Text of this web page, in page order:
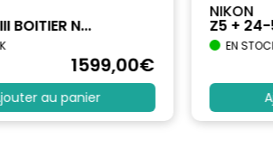
BOITIER N...
1599,00€
au panier
NIKON
Z5 +
EN